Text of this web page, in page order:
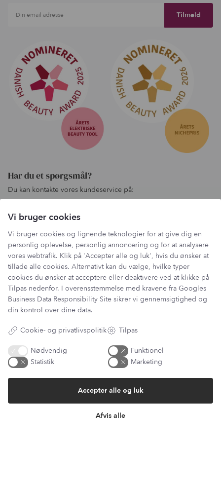
Har du et spørgsmål?
Du kan kontakte vores kundeservice på:
Telefon & mail besvares I tidsrummet:
+45 60 13 27 49
Information
Min Konto
Handelsbetingelser
Returnering & ombytning
Persondatapolitik
Om os
Sitemap
Fortryd køb
Din email adresse
Vi bruger cookies
Vi bruger cookies og lignende teknologier for at give dig en
personlig oplevelse, personlig annoncering og for at analysere
vores webtrafik. Klik på 'Accepter alle og luk', hvis du ønsker at
tillade alle cookies. Alternativt kan du vælge, hvilke typer
cookies du ønsker at acceptere eller deaktivere ved at klikke på
Tilpas nedenfor. I overensstemmelse med kravene fra Googles
Business Data Responsibility Site sikrer vi gennemsigtighed og
din kontrol over dine data.
Cookie- og privatlivspolitik Tilpas
Nødvendig
Funktionel
Statistik
Marketing
Afvis alle
Accepter alle og luk